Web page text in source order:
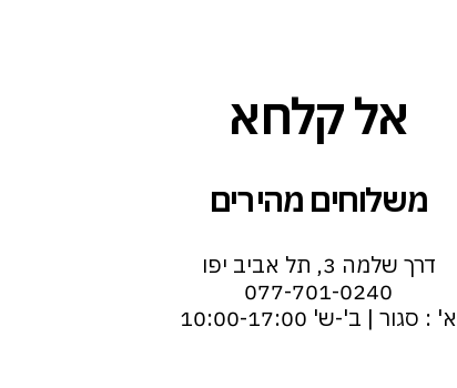
אל קלחא
משלוחים מהירים
דרך שלמה 3, תל אביב יפו
077-701-0240
א' : סגור | ב'-ש' 10:00-17:00